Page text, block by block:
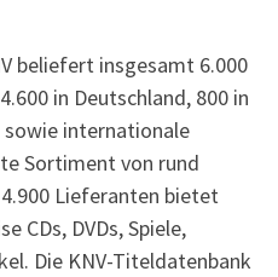
beliefert insgesamt 6.000
in Deutschland, 800 in
sowie internationale
Sortiment von rund
Lieferanten bietet
CDs, DVDs, Spiele,
Die KNV-Titeldatenbank